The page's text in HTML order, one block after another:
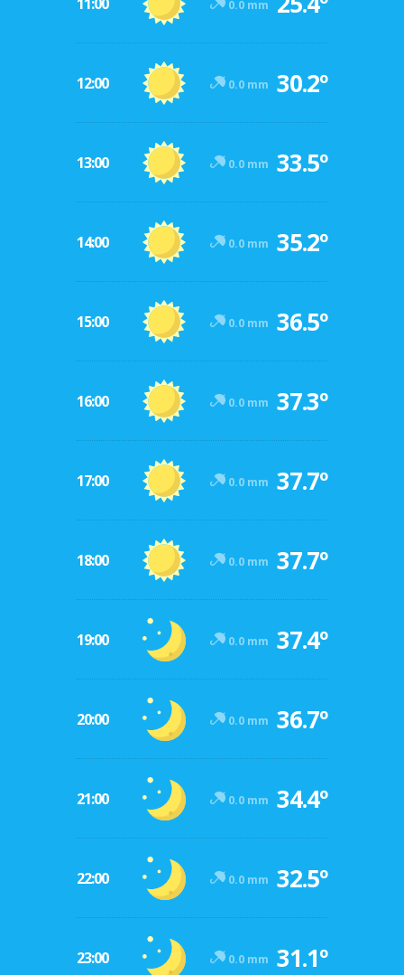
0.0 mm
12:00 0.0 mm 30.2º
13:00 0.0 mm 33.5º
14:00 0.0 mm 35.2º
15:00 0.0 mm 36.5º
16:00 0.0 mm 37.3º
17:00 0.0 mm 37.7º
18:00 0.0 mm 37.7º
19:00 0.0 mm 37.4º
20:00 0.0 mm 36.7º
21:00 0.0 mm 34.4º
22:00 0.0 mm 32.5º
23:00 0.0 mm 31.1º